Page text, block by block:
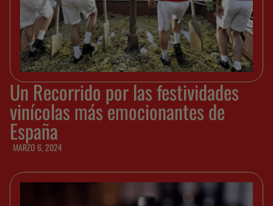
Un Recorrido por las festividades
vinícolas más emocionantes de
España
MARZO 6, 2024